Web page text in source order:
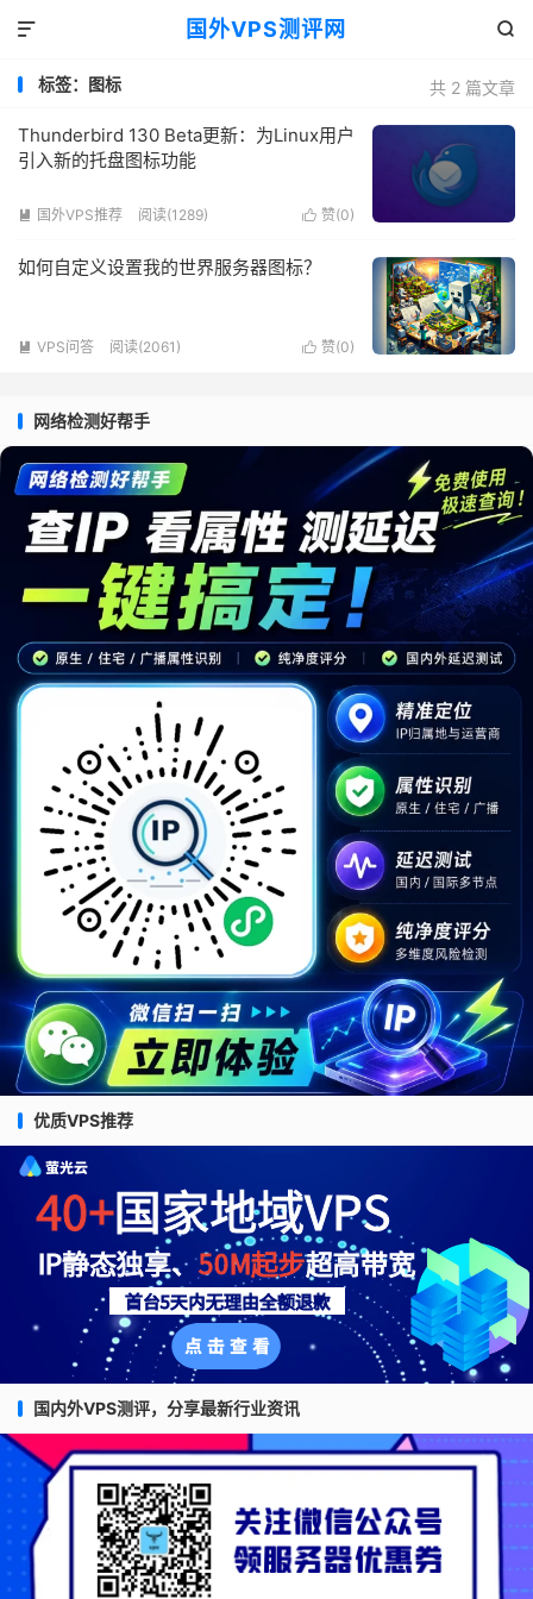
国外VPS测评网 

共 2 篇文章
标签：图标
Thunderbird 130 Beta更新：为Linux用户
引入新的托盘图标功能
 赞(0)
 国外VPS推荐 阅读(1289)
如何自定义设置我的世界服务器图标？
 赞(0)
 VPS问答 阅读(2061)
网络检测好帮手
优质VPS推荐
国内外VPS测评，分享最新行业资讯